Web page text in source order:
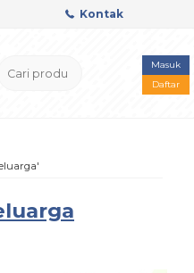
Kontak
Masuk
Daftar